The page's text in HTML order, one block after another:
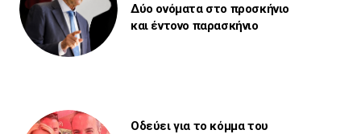
Δύο ονόματα στο προσκήνιο
και έντονο παρασκήνιο
Οδεύει για το κόμμα του